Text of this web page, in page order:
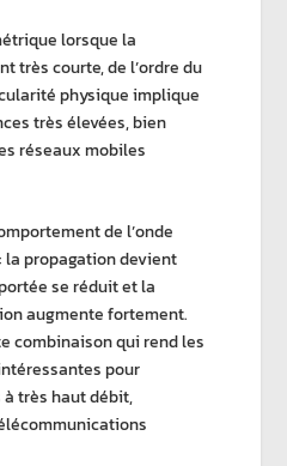
lorsque la
très courte, de l’ordre du
physique implique
très élevées, bien
réseaux mobiles
de l’onde
la propagation devient
se réduit et la
augmente fortement.
combinaison qui rend les
pour
très haut débit,